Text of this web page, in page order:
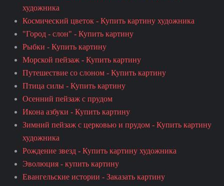
художника
Космический цветок - Купить картину художника
"Город - слон" - Купить картину
Рыбки - Купить картину
Морской пейзаж - Купить картину
Путешествие со слоном - Купить картину
Птица силы - Купить картину
Осенний пейзаж с прудом
Икона азбуки - Купить картину
Зимний пейзаж с церковью и прудом - Купить картину
художника
Рождение звезд - Купить картину художника
Эволюция - купить картину
Евангельские истории - Заказать картину